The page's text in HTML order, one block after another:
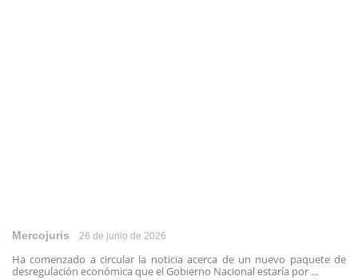
Mercojuris 26 de junio de 2026
Ha comenzado a circular la noticia acerca de un nuevo paquete de
desregulación económica que el Gobierno Nacional estaría por ...